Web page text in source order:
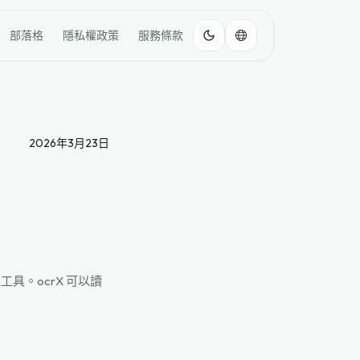
部落格 隱私權政策 服務條款
2026年3月23日
具。ocrX 可以讀